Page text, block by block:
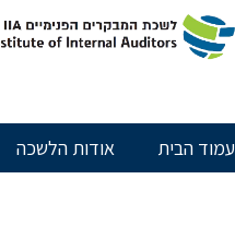
עמוד הבית אודות הלשכה